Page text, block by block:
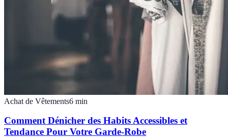
Achat de Vêtements6 min
Comment Dénicher des Habits Accessibles et
Tendance Pour Votre Garde-Robe